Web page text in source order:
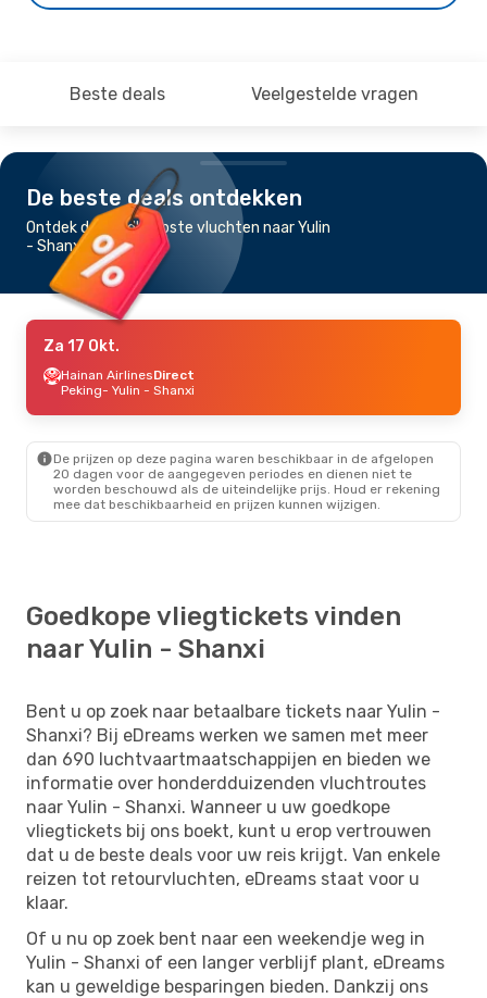
Beste deals Veelgestelde vragen
De beste deals ontdekken
Ontdek de goedkoopste vluchten naar Yulin
- Shanxi
Za 17 Okt.
Hainan AirlinesDirect
Peking- Yulin - Shanxi
De prijzen op deze pagina waren beschikbaar in de afgelopen
20 dagen voor de aangegeven periodes en dienen niet te
worden beschouwd als de uiteindelijke prijs. Houd er rekening
mee dat beschikbaarheid en prijzen kunnen wijzigen.
Goedkope vliegtickets vinden
naar Yulin - Shanxi
Bent u op zoek naar betaalbare tickets naar Yulin -
Shanxi? Bij eDreams werken we samen met meer
dan 690 luchtvaartmaatschappijen en bieden we
informatie over honderdduizenden vluchtroutes
naar Yulin - Shanxi. Wanneer u uw goedkope
vliegtickets bij ons boekt, kunt u erop vertrouwen
dat u de beste deals voor uw reis krijgt. Van enkele
reizen tot retourvluchten, eDreams staat voor u
klaar.
Of u nu op zoek bent naar een weekendje weg in
Yulin - Shanxi of een langer verblijf plant, eDreams
kan u geweldige besparingen bieden. Dankzij ons